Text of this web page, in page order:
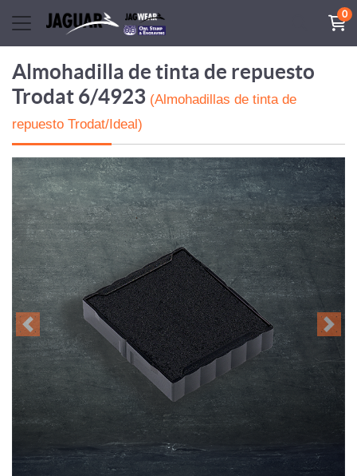
0
Almohadilla de tinta de repuesto
Trodat 6/4923 (Almohadillas de tinta de
repuesto Trodat/Ideal)